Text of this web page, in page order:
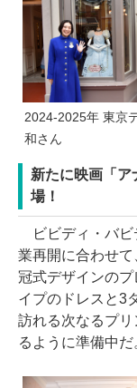
2024-2025年 東京
和さん
新たに映画「ア
場！
ビビディ・バビ
業再開に合わせ
冠式デザインの
イプのドレスと3
訪れる次なるプ
るように準備中だ